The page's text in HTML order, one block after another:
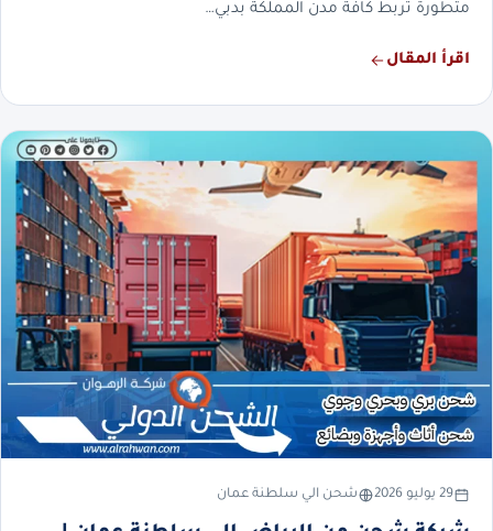
متطورة تربط كافة مدن المملكة بدبي…
اقرأ المقال
29 يوليو 2026 شحن الي سلطنة عمان